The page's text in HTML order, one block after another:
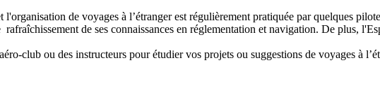
de voyages à l’étranger est régulièrement pratiquée par quelques
de ses connaissances en réglementation et navigation. De plus,
club ou des instructeurs pour étudier vos projets ou suggestions de voyages à